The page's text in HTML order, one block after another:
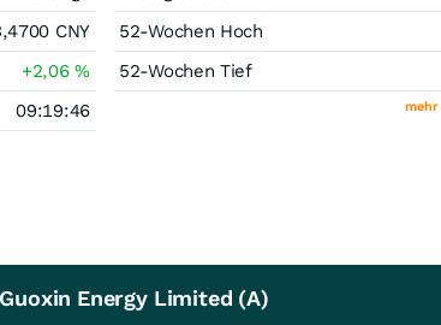
CNY
+2,06%
09:19:46
52-Wochen Hoch
52-Wochen Tief
mehr
Energy Limited (A)